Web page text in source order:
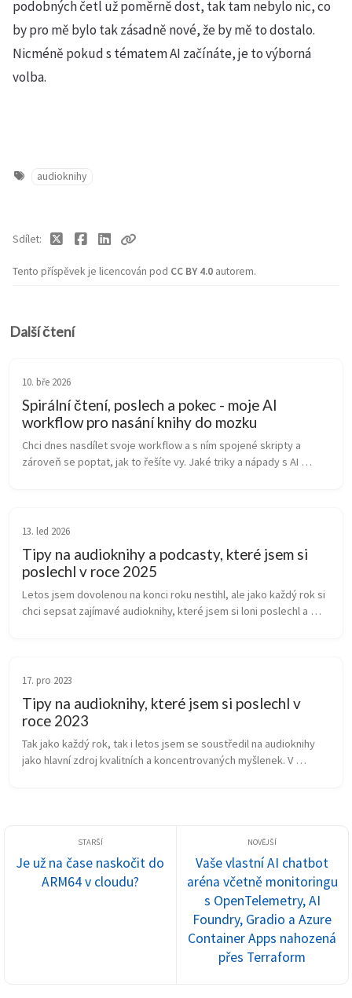
podobných četl už poměrně dost, tak tam nebylo nic, co
by pro mě bylo tak zásadně nové, že by mě to dostalo.
Nicméně pokud s tématem AI začínáte, je to výborná
volba.
audioknihy
Tento příspěvek je licencován pod CC BY 4.0 autorem.
Sdílet
Další čtení
10. bře 2026
Spirální čtení, poslech a pokec - moje AI
workflow pro nasání knihy do mozku
Chci dnes nasdílet svoje workflow a s ním spojené skripty a
zároveň se poptat, jak to řešíte vy. Jaké triky a nápady s AI
13. led 2026
Tipy na audioknihy a podcasty, které jsem si
poslechl v roce 2025
Letos jsem dovolenou na konci roku nestihl, ale jako každý rok si
chci sepsat zajímavé audioknihy, které jsem si loni poslechl a
17. pro 2023
Tipy na audioknihy, které jsem si poslechl v
roce 2023
Tak jako každý rok, tak i letos jsem se soustředil na audioknihy
jako hlavní zdroj kvalitních a koncentrovaných myšlenek. V
Je už na čase naskočit do
ARM64 v cloudu?
Vaše vlastní AI chatbot
aréna včetně monitoringu
s OpenTelemetry, AI
Foundry, Gradio a Azure
Container Apps nahozená
přes Terraform